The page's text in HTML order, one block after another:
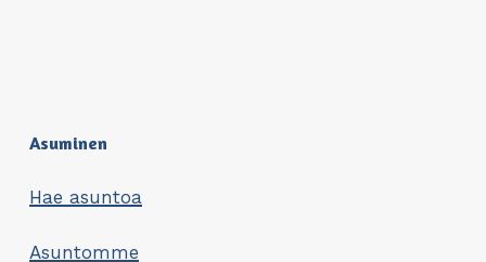
Asuminen
Hae asuntoa
Asuntomme